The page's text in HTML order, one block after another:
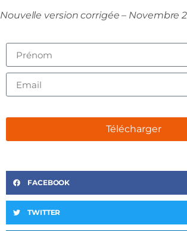
Nouvelle version corrigée – Novembre
Télécharger
FACEBOOK
TWITTER